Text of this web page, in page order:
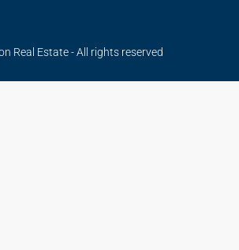
Real Estate - All rights reserved